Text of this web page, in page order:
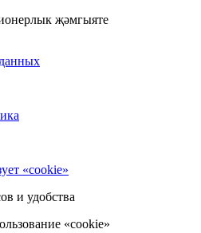
җәмгыяте
«cookie»
и удобства
«cookie»